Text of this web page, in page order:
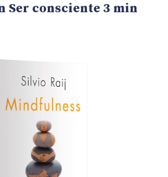
Ser consciente 3 min